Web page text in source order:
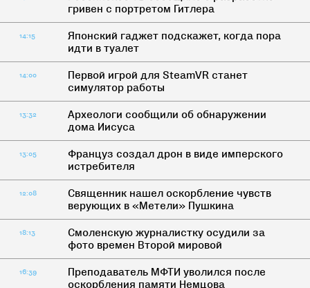
гривен с портретом Гитлера
14:15
Японский гаджет подскажет, когда пора
идти в туалет
14:00
Первой игрой для SteamVR станет
симулятор работы
13:32
Археологи сообщили об обнаружении
дома Иисуса
13:05
Француз создал дрон в виде имперского
истребителя
12:08
Cвященник нашел оскорбление чувств
верующих в «Метели» Пушкина
18:13
Смоленскую журналистку осудили за
фото времен Второй мировой
16:39
Преподаватель МФТИ уволился после
оскорбления памяти Немцова